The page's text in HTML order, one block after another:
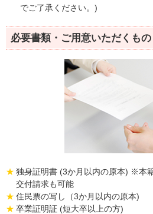
でご了承ください。)
必要書類・ご用意いただくもの
独身証明書 (3か月以内の原本) ※本
交付請求も可能
住民票の写し（3か月以内の原本)
卒業証明証 (短大卒以上の方)